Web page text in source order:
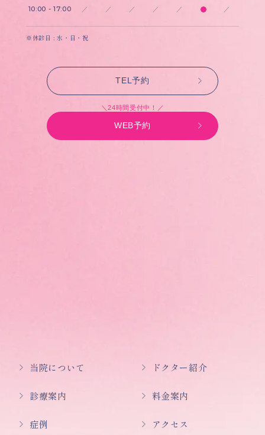
10:00 - 17:00 ／ ／ ／ ／ ／ ／
※休診日 : 水・日・祝
TEL予約
＼24時間受付中！／
WEB予約
当院について ドクター紹介
診療案内 料金案内
症例 アクセス